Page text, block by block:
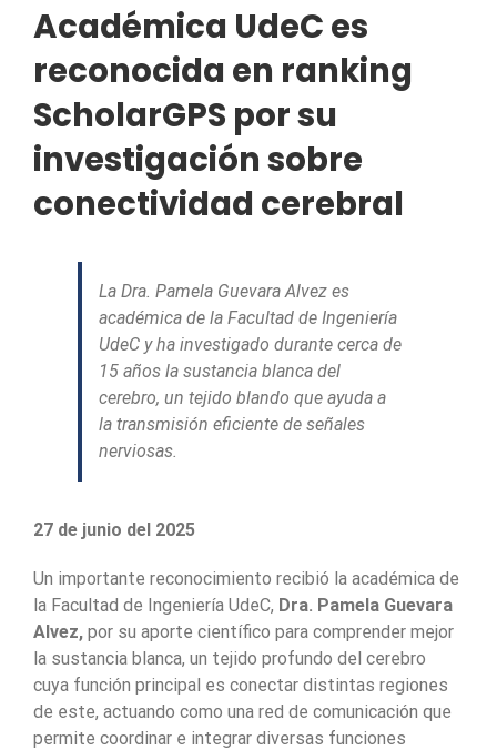
Académica UdeC es
reconocida en ranking
ScholarGPS por su
investigación sobre
conectividad cerebral
La Dra. Pamela Guevara Alvez es
académica de la Facultad de Ingeniería
UdeC y ha investigado durante cerca de
15 años la sustancia blanca del
cerebro, un tejido blando que ayuda a
la transmisión eficiente de señales
nerviosas.
27 de junio del 2025
Un importante reconocimiento recibió la académica de
la Facultad de Ingeniería UdeC, Dra. Pamela Guevara
Alvez, por su aporte científico para comprender mejor
la sustancia blanca, un tejido profundo del cerebro
cuya función principal es conectar distintas regiones
de este, actuando como una red de comunicación que
permite coordinar e integrar diversas funciones